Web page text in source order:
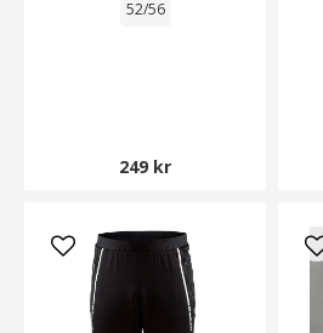
52/56
249 kr